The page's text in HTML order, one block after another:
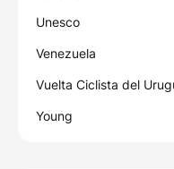
Unesco
Venezuela
Vuelta Ciclista del
Young